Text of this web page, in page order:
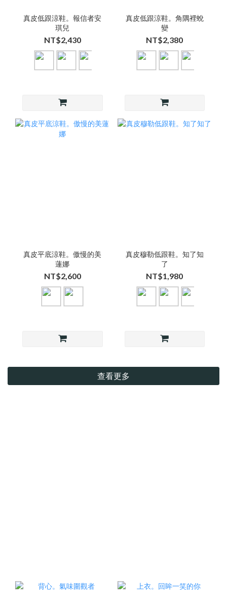
真皮低跟涼鞋。報信者安
琪兒
NT$2,430
真皮低跟涼鞋。角隅裡蛻
變
NT$2,380
真皮平底涼鞋。傲慢的美
蓮娜
NT$2,600
真皮穆勒低跟鞋。知了知
了
NT$1,980
查看更多